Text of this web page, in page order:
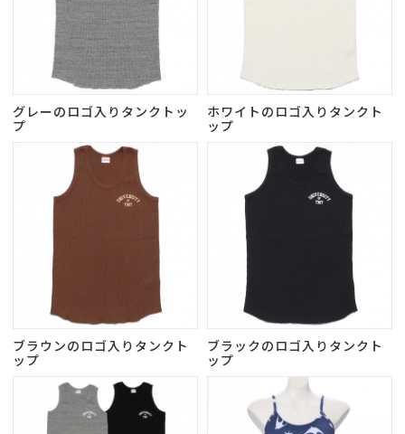
グレーのロゴ入りタンクトッ
プ
ホワイトのロゴ入りタンクト
ップ
ブラウンのロゴ入りタンクト
ップ
ブラックのロゴ入りタンクト
ップ